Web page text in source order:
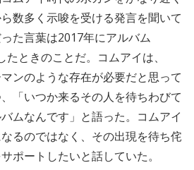
数多く示唆を受ける発言を聞いて
た言葉は2017年にアルバム
たときのことだ。コムアイは、
ンのような存在が必要だと思って
「いつか来るその人を待ちわびて
ムなんです」と語った。コムアイ
るのではなく、その出現を待ち侘
ポートしたいと話していた。